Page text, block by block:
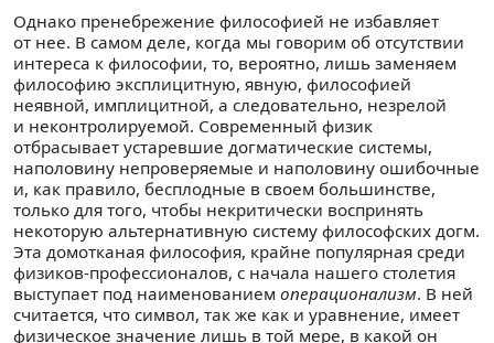
Однако пренебрежение философией не избавляет
от нее. В самом деле, когда мы говорим об отсутствии
интереса к философии, то, вероятно, лишь заменяем
философию эксплицитную, явную, философией
неявной, имплицитной, а следовательно, незрелой
и неконтролируемой. Современный физик
отбрасывает устаревшие догматические системы,
наполовину непроверяемые и наполовину ошибочные
и, как правило, бесплодные в своем большинстве,
только для того, чтобы некритически воспринять
некоторую альтернативную систему философских догм.
Эта домотканая философия, крайне популярная среди
физиков-профессионалов, с начала нашего столетия
выступает под наименованием операционализм. В ней
считается, что символ, так же как и уравнение, имеет
физическое значение лишь в той мере, в какой он